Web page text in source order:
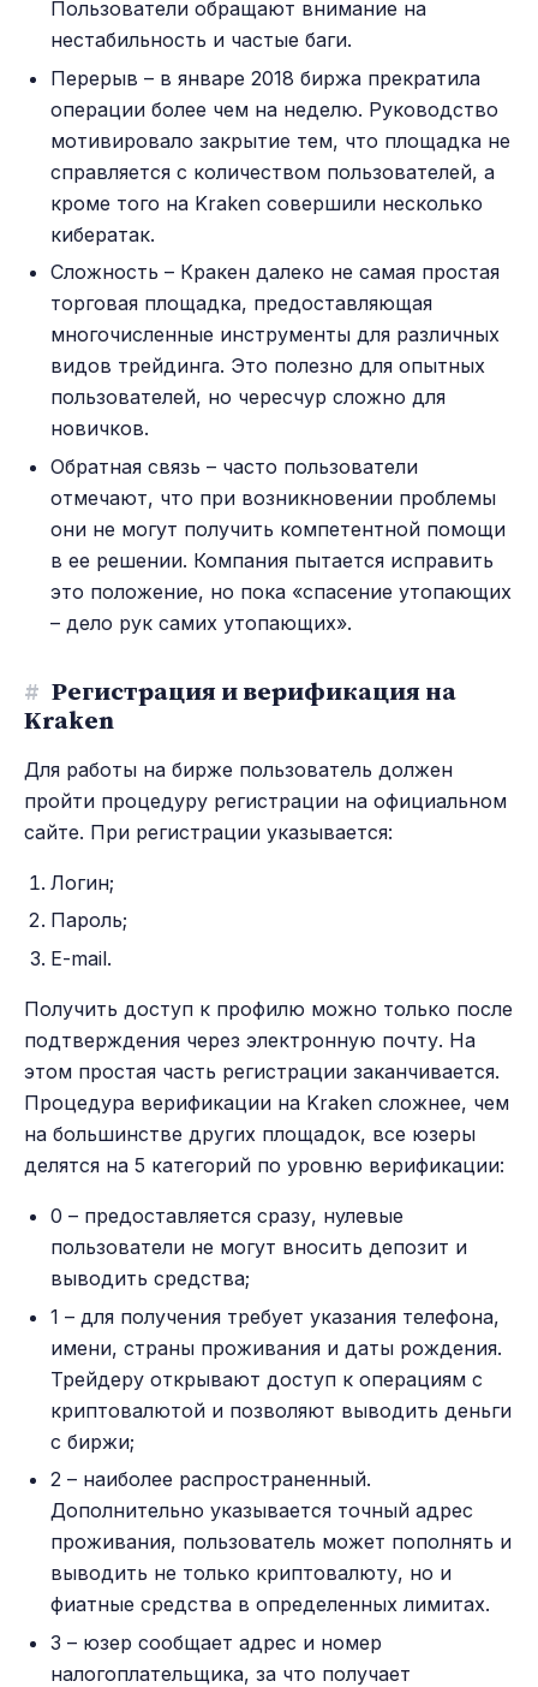
Пользователи обращают внимание на
нестабильность и частые баги.
Перерыв – в январе 2018 биржа прекратила
операции более чем на неделю. Руководство
мотивировало закрытие тем, что площадка не
справляется с количеством пользователей, а
кроме того на Kraken совершили несколько
кибератак.
Сложность – Кракен далеко не самая простая
торговая площадка, предоставляющая
многочисленные инструменты для различных
видов трейдинга. Это полезно для опытных
пользователей, но чересчур сложно для
новичков.
Обратная связь – часто пользователи
отмечают, что при возникновении проблемы
они не могут получить компетентной помощи
в ее решении. Компания пытается исправить
это положение, но пока «спасение утопающих
– дело рук самих утопающих».
# Регистрация и верификация на
Kraken
Для работы на бирже пользователь должен
пройти процедуру регистрации на официальном
сайте. При регистрации указывается:
Логин;
Пароль;
E-mail.
Получить доступ к профилю можно только после
подтверждения через электронную почту. На
этом простая часть регистрации заканчивается.
Процедура верификации на Kraken сложнее, чем
на большинстве других площадок, все юзеры
делятся на 5 категорий по уровню верификации:
0 – предоставляется сразу, нулевые
пользователи не могут вносить депозит и
выводить средства;
1 – для получения требует указания телефона,
имени, страны проживания и даты рождения.
Трейдеру открывают доступ к операциям с
криптовалютой и позволяют выводить деньги
с биржи;
2 – наиболее распространенный.
Дополнительно указывается точный адрес
проживания, пользователь может пополнять и
выводить не только криптовалюту, но и
фиатные средства в определенных лимитах.
3 – юзер сообщает адрес и номер
налогоплательщика, за что получает